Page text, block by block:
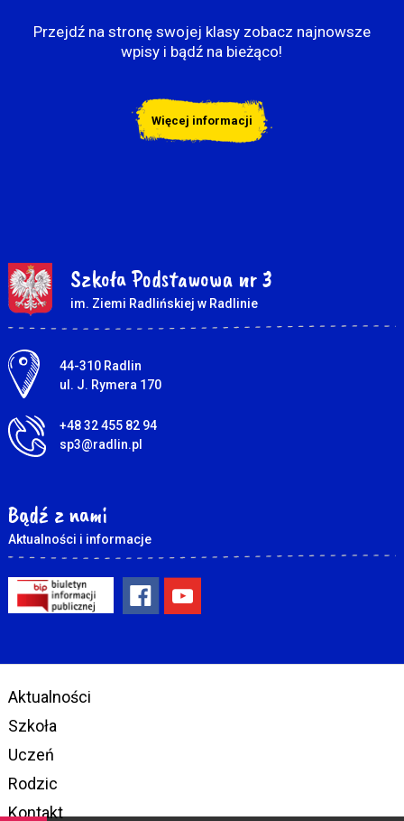
Przejdź na stronę swojej klasy zobacz najnowsze
wpisy i bądź na bieżąco!
Więcej informacji
Szkoła Podstawowa nr 3
im. Ziemi Radlińskiej w Radlinie
Adres pocztowy:
44-310 Radlin
ul. J. Rymera 170
+48 32 455 82 94
sp3@radlin.pl
Bądź z nami
Aktualności i informacje
Aktualności
Szkoła
Uczeń
Rodzic
Kontakt